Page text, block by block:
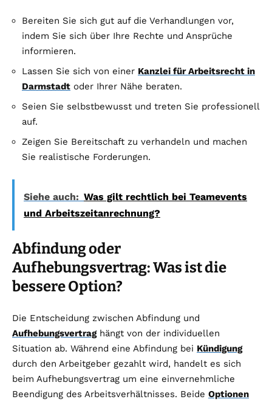
Bereiten Sie sich gut auf die Verhandlungen vor,
indem Sie sich über Ihre Rechte und Ansprüche
informieren.
Lassen Sie sich von einer Kanzlei für Arbeitsrecht in
Darmstadt oder Ihrer Nähe beraten.
Seien Sie selbstbewusst und treten Sie professionell
auf.
Zeigen Sie Bereitschaft zu verhandeln und machen
Sie realistische Forderungen.
Siehe auch: Was gilt rechtlich bei Teamevents
und Arbeitszeitanrechnung?
Abfindung oder
Aufhebungsvertrag: Was ist die
bessere Option?
Die Entscheidung zwischen Abfindung und
Aufhebungsvertraghängt von der individuellen
Situation ab. Während eine Abfindung bei Kündigung
durch den Arbeitgeber gezahlt wird, handelt es sich
beim Aufhebungsvertrag um eine einvernehmliche
Beendigung des Arbeitsverhältnisses. Beide Optionen